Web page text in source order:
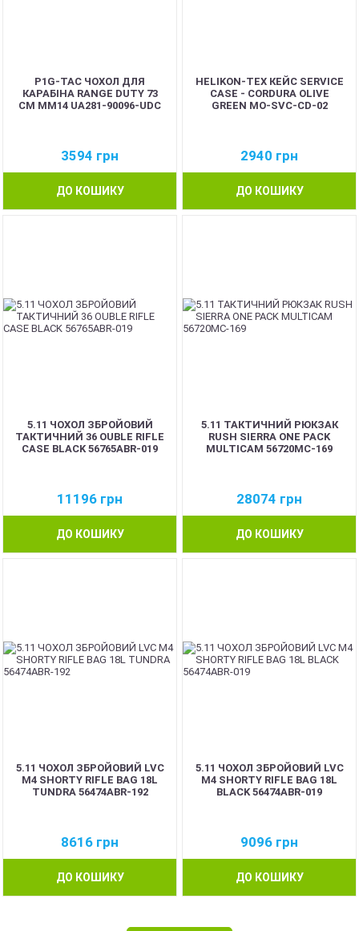
P1G-TAC ЧОХОЛ ДЛЯ
КАРАБІНА RANGE DUTY 73
СМ ММ14 UA281-90096-UDC
3594 грн
ДО КОШИКУ
HELIKON-TEX КЕЙС SERVICE
CASE - CORDURA OLIVE
GREEN MO-SVC-CD-02
2940 грн
ДО КОШИКУ
5.11 ЧОХОЛ ЗБРОЙОВИЙ
ТАКТИЧНИЙ 36 OUBLE RIFLE
CASE BLACK 56765ABR-019
11196 грн
ДО КОШИКУ
5.11 ТАКТИЧНИЙ РЮКЗАК
RUSH SIERRA ONE PACK
MULTICAM 56720MC-169
28074 грн
ДО КОШИКУ
5.11 ЧОХОЛ ЗБРОЙОВИЙ LVC
M4 SHORTY RIFLE BAG 18L
TUNDRA 56474ABR-192
8616 грн
ДО КОШИКУ
5.11 ЧОХОЛ ЗБРОЙОВИЙ LVC
M4 SHORTY RIFLE BAG 18L
BLACK 56474ABR-019
9096 грн
ДО КОШИКУ